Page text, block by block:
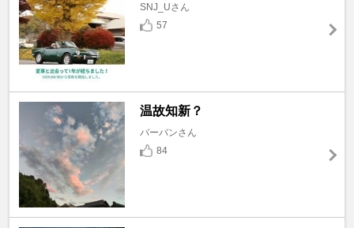
SNJ_Uさん
57
温故知新？
バーバンさん
84